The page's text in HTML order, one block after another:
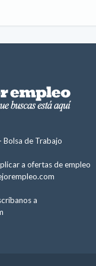
Bolsa de Trabajo
a ofertas de empleo
a